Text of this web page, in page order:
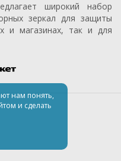
широкий набор
зеркал для защиты
и магазинах, так и для
нам понять,
и сделать